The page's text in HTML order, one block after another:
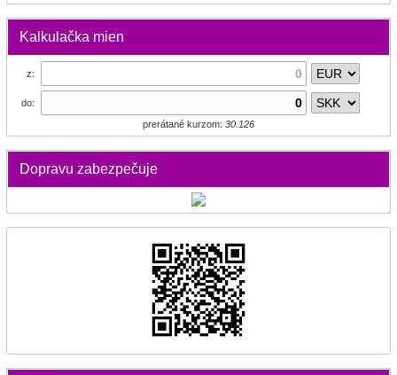
Kalkulačka mien
z:
do:
prerátané kurzom: 30.126
Dopravu zabezpečuje